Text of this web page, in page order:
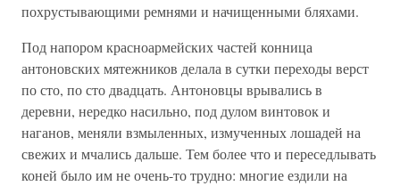
похрустывающими ремнями и начищенными бляхами.
Под напором красноармейских частей конница
антоновских мятежников делала в сутки переходы верст
по сто, по сто двадцать. Антоновцы врывались в
деревни, нередко насильно, под дулом винтовок и
наганов, меняли взмыленных, измученных лошадей на
свежих и мчались дальше. Тем более что и переседлывать
коней было им не очень-то трудно: многие ездили на